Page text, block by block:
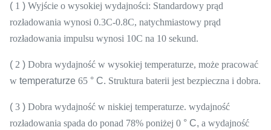
( 1 ) Wyjście o wysokiej wydajności: Standardowy prąd
rozładowania wynosi 0.3C-0.8C, natychmiastowy prąd
rozładowania impulsu wynosi 10C na 10 sekund.
( 2 ) Dobra wydajność w wysokiej temperaturze, może pracować
w temperaturze 65 ° C. Struktura baterii jest bezpieczna i dobra.
( 3 ) Dobra wydajność w niskiej temperaturze. wydajność
rozładowania spada do ponad 78% poniżej 0 ° C, a wydajność